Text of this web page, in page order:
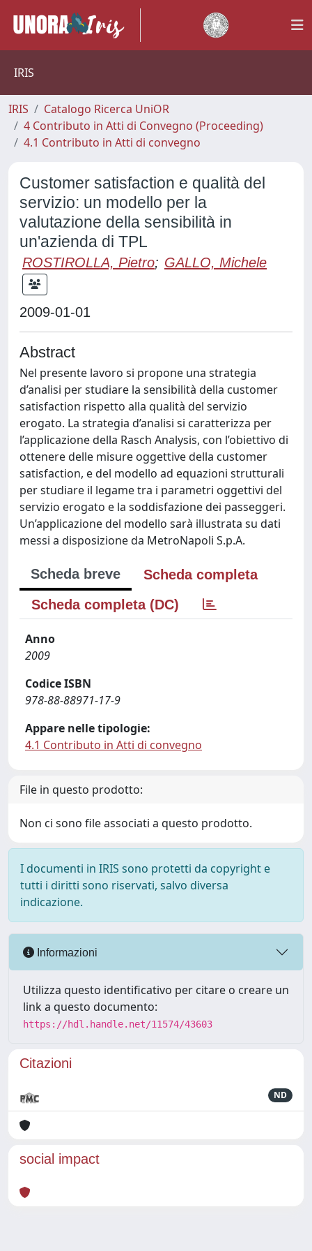
IRIS
IRIS
Catalogo Ricerca UniOR
4 Contributo in Atti di Convegno (Proceeding)
4.1 Contributo in Atti di convegno
Customer satisfaction e qualità del
servizio: un modello per la
valutazione della sensibilità in
un'azienda di TPL
ROSTIROLLA, Pietro; GALLO, Michele
2009-01-01
Abstract
Nel presente lavoro si propone una strategia
d’analisi per studiare la sensibilità della customer
satisfaction rispetto alla qualità del servizio
erogato. La strategia d’analisi si caratterizza per
l’applicazione della Rasch Analysis, con l’obiettivo di
ottenere delle misure oggettive della customer
satisfaction, e del modello ad equazioni strutturali
per studiare il legame tra i parametri oggettivi del
servizio erogato e la soddisfazione dei passeggeri.
Un’applicazione del modello sarà illustrata su dati
messi a disposizione da MetroNapoli S.p.A.
Scheda breve
Scheda completa
Scheda completa (DC)
Anno
2009
Codice ISBN
978-88-88971-17-9
Appare nelle tipologie:
4.1 Contributo in Atti di convegno
File in questo prodotto:
Non ci sono file associati a questo prodotto.
I documenti in IRIS sono protetti da copyright e
tutti i diritti sono riservati, salvo diversa
indicazione.
Informazioni
Utilizza questo identificativo per citare o creare un
link a questo documento:
https://hdl.handle.net/11574/43603
Citazioni
ND
social impact